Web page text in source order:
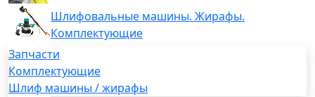
Шлифовальные машины. Жирафы.
Комплектующие
Запчасти
Комплектующие
Шлиф машины / жирафы